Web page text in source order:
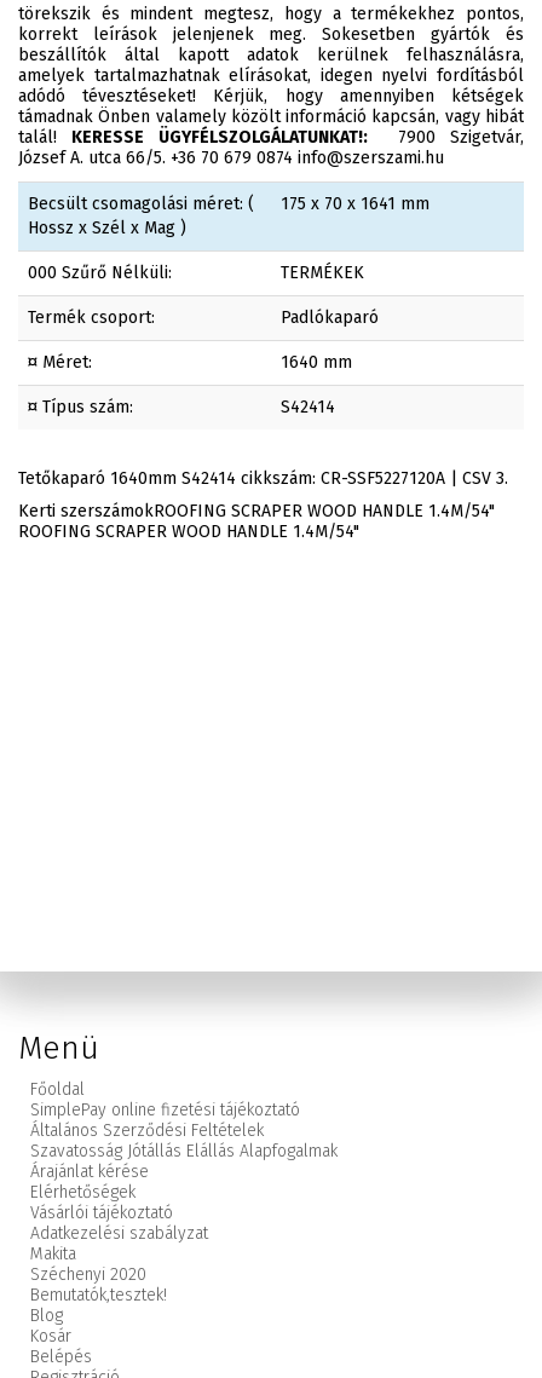
törekszik és mindent megtesz, hogy a termékekhez pontos,
korrekt leírások jelenjenek meg. Sokesetben gyártók és
beszállítók által kapott adatok kerülnek felhasználásra,
amelyek tartalmazhatnak elírásokat, idegen nyelvi fordításból
adódó tévesztéseket! Kérjük, hogy amennyiben kétségek
támadnak Önben valamely közölt információ kapcsán, vagy hibát
talál! KERESSE ÜGYFÉLSZOLGÁLATUNKAT!:7900 Szigetvár,
József A. utca 66/5. +36 70 679 0874 info@szerszami.hu
Becsült csomagolási méret: (
Hossz x Szél x Mag )
175 x 70 x 1641 mm
000 Szűrő Nélküli: TERMÉKEK
Termék csoport: Padlókaparó
¤ Méret: 1640 mm
¤ Típus szám: S42414
Tetőkaparó 1640mm S42414 cikkszám: CR-SSF5227120A | CSV 3.
Kerti szerszámokROOFING SCRAPER WOOD HANDLE 1.4M/54"
ROOFING SCRAPER WOOD HANDLE 1.4M/54"
Menü
Főoldal
SimplePay online fizetési tájékoztató
Általános Szerződési Feltételek
Szavatosság Jótállás Elállás Alapfogalmak
Árajánlat kérése
Elérhetőségek
Vásárlói tájékoztató
Adatkezelési szabályzat
Makita
Széchenyi 2020
Bemutatók,tesztek!
Blog
Kosár
Belépés